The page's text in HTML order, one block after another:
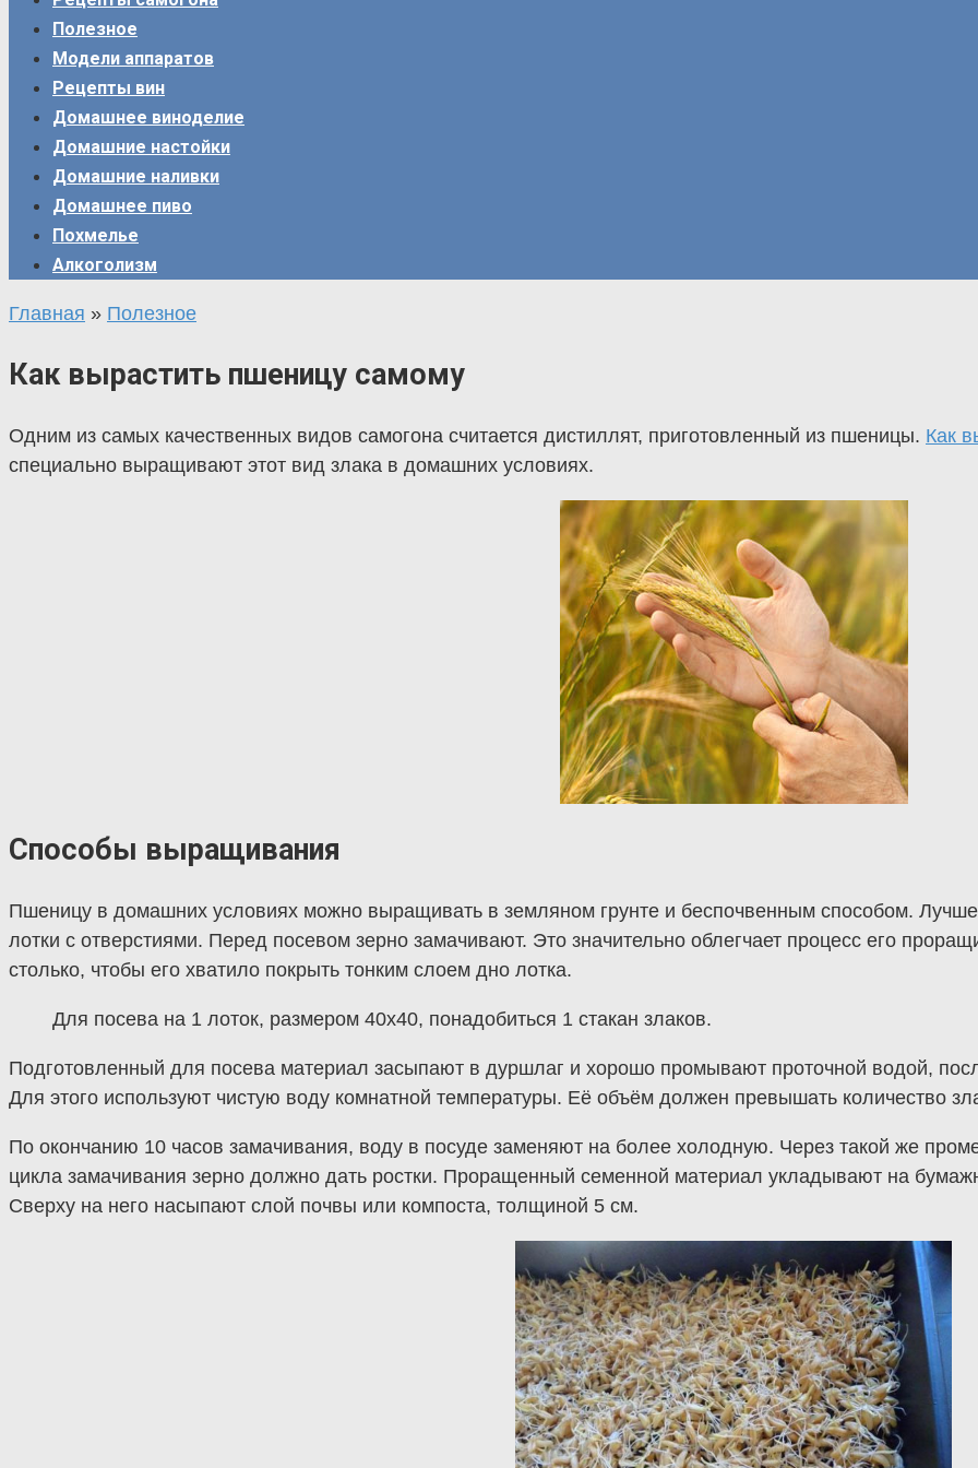
Полезное
Модели аппаратов
Рецепты вин
Домашнее виноделие
Домашние настойки
Домашние наливки
Домашнее пиво
Похмелье
Алкоголизм
Главная » Полезное
Как вырастить пшеницу самому
Одним из самых качественных видов самогона считается дистиллят, приготовленный из пшеницы. Как
специально выращивают этот вид злака в домашних условиях.
Способы выращивания
Пшеницу в домашних условиях можно выращивать в земляном грунте и беспочвенным способом. Лучше
лотки с отверстиями. Перед посевом зерно замачивают. Это значительно облегчает процесс его
столько, чтобы его хватило покрыть тонким слоем дно лотка.
Для посева на 1 лоток, размером 40х40, понадобиться 1 стакан злаков.
Подготовленный для посева материал засыпают в дуршлаг и хорошо промывают проточной водой,
Для этого используют чистую воду комнатной температуры. Её объём должен превышать количество
По окончанию 10 часов замачивания, воду в посуде заменяют на более холодную. Через такой же
цикла замачивания зерно должно дать ростки. Проращенный семенной материал укладывают на
Сверху на него насыпают слой почвы или компоста, толщиной 5 см.